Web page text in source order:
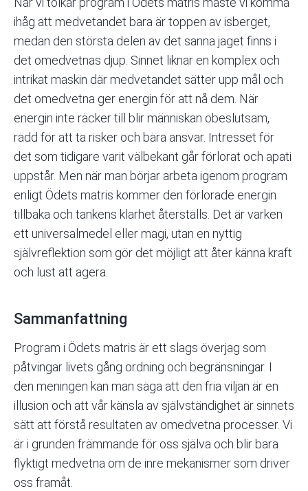
ihåg att medvetandet bara är toppen av isberget,
medan den största delen av det sanna jaget finns i
det omedvetnas djup. Sinnet liknar en komplex och
intrikat maskin där medvetandet sätter upp mål och
det omedvetna ger energin för att nå dem. När
energin inte räcker till blir människan obeslutsam,
rädd för att ta risker och bära ansvar. Intresset för
det som tidigare varit välbekant går förlorat och apati
uppstår. Men när man börjar arbeta igenom program
enligt Ödets matris kommer den förlorade energin
tillbaka och tankens klarhet återställs. Det är varken
ett universalmedel eller magi, utan en nyttig
självreflektion som gör det möjligt att åter känna kraft
och lust att agera.
Sammanfattning
Program i Ödets matris är ett slags överjag som
påtvingar livets gång ordning och begränsningar. I
den meningen kan man säga att den fria viljan är en
illusion och att vår känsla av självständighet är sinnets
sätt att förstå resultaten av omedvetna processer. Vi
är i grunden främmande för oss själva och blir bara
flyktigt medvetna om de inre mekanismer som driver
oss framåt.